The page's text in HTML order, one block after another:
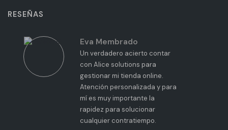
RESEÑAS
Eva Membrado
Un verdadero acierto contar
con Alice solutions para
gestionar mi tienda online.
Atención personalizada y para
mí es muy importante la
rapidez para solucionar
cualquier contratiempo.